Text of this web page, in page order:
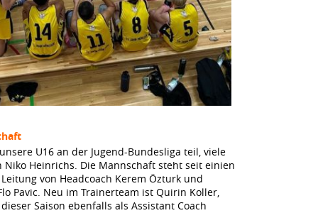
U16 an der Jugend-Bundesliga teil, viele
Niko Heinrichs. Die Mannschaft steht seit einien
von Headcoach Kerem Özturk und
Pavic. Neu im Trainerteam ist Quirin Koller,
Saison ebenfalls als Assistant Coach